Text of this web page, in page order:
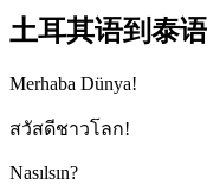
土耳其语到泰
Merhaba Dünya!
สวัสดีชาวโลก!
Nasılsın?